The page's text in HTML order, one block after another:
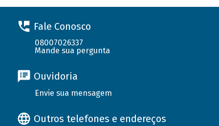
Fale Conosco
08007026337
Mande sua pergunta
Ouvidoria
Envie sua mensagem
Outros telefones e endereços